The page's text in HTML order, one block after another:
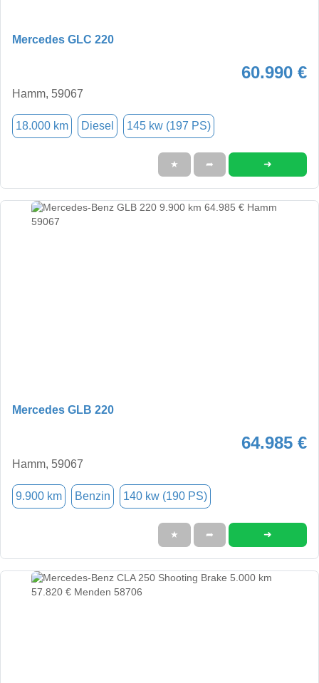
Mercedes GLC 220
60.990 €
Hamm, 59067
18.000 km Diesel 145 kw (197 PS)
★ ➦ ➜
Mercedes GLB 220
64.985 €
Hamm, 59067
9.900 km Benzin 140 kw (190 PS)
★ ➦ ➜